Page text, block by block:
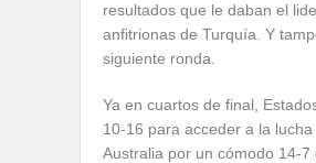
resultados que le daban el
anfitrionas de Turquía. Y
siguiente ronda.
Ya en cuartos de final,
10-16 para acceder a la
Australia por un cómodo 14-